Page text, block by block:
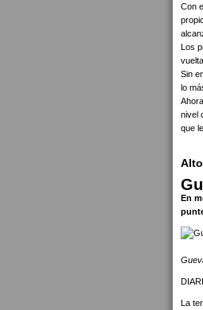
Con
Los
Sin
lo
nivel
que
En
La